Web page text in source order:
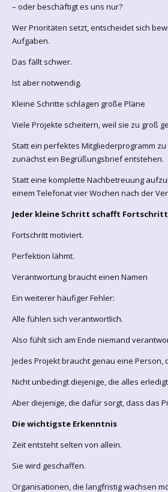
– oder beschäftigt es uns nur?
Wer Prioritäten setzt, entscheidet sich
Aufgaben.
Das fällt schwer.
Ist aber notwendig.
Kleine Schritte schlagen große Pläne
Viele Projekte scheitern, weil sie zu groß
Statt ein perfektes Mitgliederprogramm
zunächst ein Begrüßungsbrief entstehen.
Statt eine komplette Nachbetreuung
einem Telefonat vier Wochen nach der
Jeder kleine Schritt schafft
Fortschritt motiviert.
Perfektion lähmt.
Verantwortung braucht einen Namen
Ein weiterer häufiger Fehler:
Alle fühlen sich verantwortlich.
Also fühlt sich am Ende niemand
Jedes Projekt braucht genau eine Person,
Nicht unbedingt diejenige, die alles
Aber diejenige, die dafür sorgt, dass das
Die wichtigste Erkenntnis
Zeit entsteht selten von allein.
Sie wird geschaffen.
Organisationen, die langfristig wachsen